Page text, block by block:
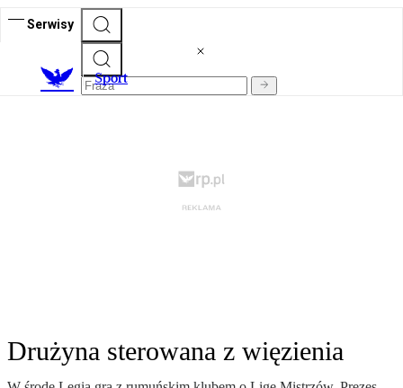
Serwisy
Sport
Drużyna sterowana z więzienia